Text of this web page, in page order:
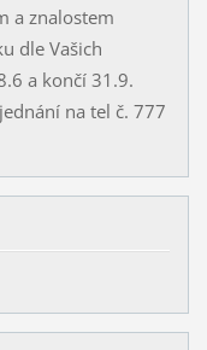
a znalostem
dle Vašich
a končí 31.9.
na tel č. 777